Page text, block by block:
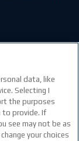
link
data, like
Selecting I
the purposes
to provide. If
see may not be as
your choices